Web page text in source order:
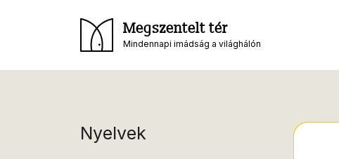
Megszentelt tér
Mindennapi imádság a világhálón
Nyelvek